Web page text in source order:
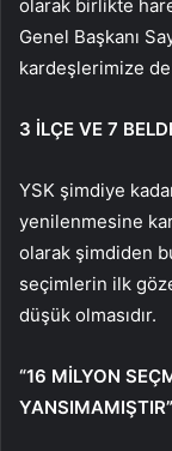
olarak birlikte
Genel Başkanı
kardeşlerimize
3 İLÇE VE 7
YSK şimdiye
yenilenmesine
olarak şimdiden
seçimlerin ilk
düşük olmasıdır.
“16 MİLYON
YANSIMAMIŞTIR”